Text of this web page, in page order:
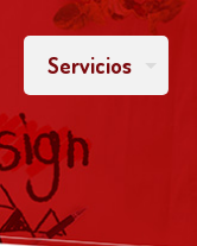
Servicios